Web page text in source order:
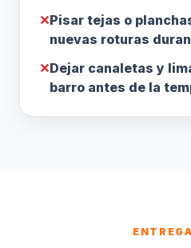
✕Pisar tejas o
nuevas roturas
✕Dejar canaletas y
barro antes de la